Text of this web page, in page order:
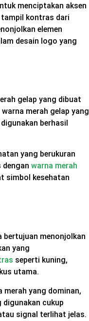
menciptakan aksen
tampil kontras dari
elemen
desain logo yang
gelap yang dibuat
merah gelap yang
berhasil
yang berukuran
dengan warna merah
simbol kesehatan
bertujuan menonjolkan
yang
seperti kuning,
utama.
yang dominan,
cukup
signal terlihat jelas.